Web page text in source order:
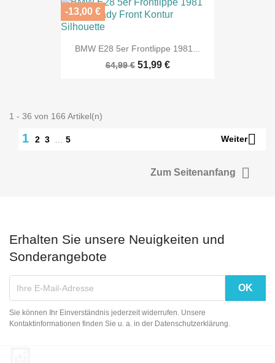
BMW E28 5er Frontlippe 1981...
64,99 € 51,99 €
-13,00 €
1 - 36 von 166 Artikel(n)
1 2 3 5 Weiter
Zum Seitenanfang 
Erhalten Sie unsere Neuigkeiten und
Sonderangebote
Sie können Ihr Einverständnis jederzeit widerrufen. Unsere
Kontaktinformationen finden Sie u. a. in der Datenschutzerklärung.